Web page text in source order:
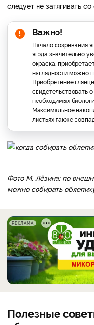
следует не затягивать
Важно!
Начало созревания
ягода значительно
окраска,
наглядности можно
Приобретение
свидетельствовать
необходимых
Максимальное
листьях также
Фото М. Лёзина: по
можно собирать
РЕКЛАМА
Полезные